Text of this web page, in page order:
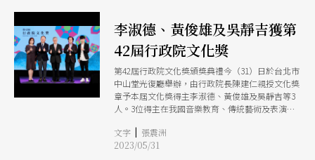
的大學教授，何一梵笑說：「我二女兒現在才高
一，因此前兩年還是國中生叛逆的階段。所以我去
那邊上課，覺得非常熟悉。」他將自己對莎士比亞
研究的專業，轉化成一套閱讀劇本的課程，旨在讓
青少年可以「好好說話」。而這套課程始於2016
年，何一梵受學生邀請到桃園龜山國中帶領戲劇課
程，於是從自身經驗出發，認為台灣社會中的許多
大人仍不善於表達意見，往往流於情緒煽動、隱忍
不說等，若要邁向更健全的公民社會，其中一個條
件是「希望每個人都能夠好好說話」。同時，也從
西方教育系統看到我們所缺乏的「修辭學」相關學
李淑德、黃俊雄及吳靜吉獲第
42屆行政院文化獎
第42屆行政院文化獎頒獎典禮今（31）日於台北市
中山堂光復廳舉辦，由行政院長陳建仁親授文化獎
章予本屆文化獎得主李淑德、黃俊雄及吳靜吉等3
人。3位得主在我國音樂教育、傳統藝術及表演藝
對於台灣文化的維護與發揚，具備鼎足貢獻。
文字 | 張震洲
2023/05/31